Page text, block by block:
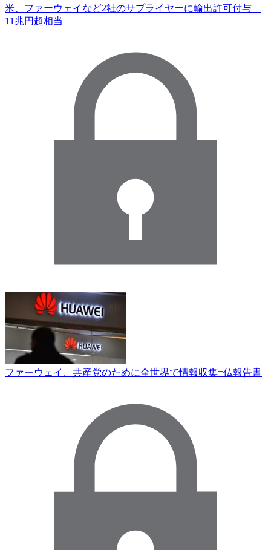
米、ファーウェイなど2社のサプライヤーに輸出許可付与
11兆円超相当
ファーウェイ、共産党のために全世界で情報収集=仏報告書